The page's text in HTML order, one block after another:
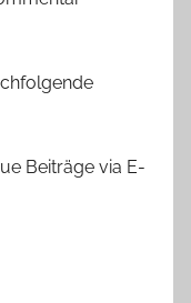
Beiträge via E-